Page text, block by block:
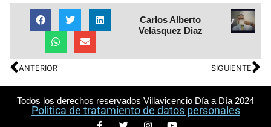
Carlos Alberto
Velásquez Diaz
ANTERIOR SIGUIENTE
Todos los derechos reservados Villavicencio Día a Día 2024
Politica de tratamiento de datos personales